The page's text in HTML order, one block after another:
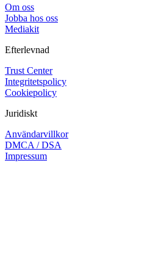
Om oss
Jobba hos oss
Mediakit
Efterlevnad
Trust Center
Integritetspolicy
Cookiepolicy
Juridiskt
Användarvillkor
DMCA / DSA
Impressum